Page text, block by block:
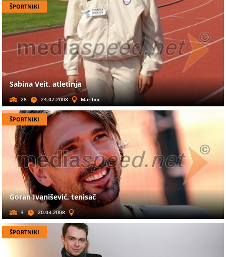
ŠPORTNIKI
Sabina Veit, atletinja
28 24.07.2008 Maribor
ŠPORTNIKI
Goran Ivanišević, tenisač
3 20.03.2008
ŠPORTNIKI